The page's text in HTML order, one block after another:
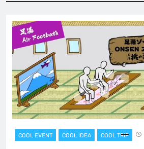
COOL EVENT COOL IDEA COOL TRIP